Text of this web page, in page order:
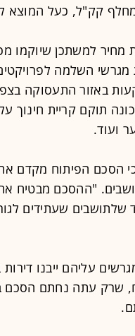
קק"ל, כעל המוצא
20% מדירות מחיר למשתכן
מגרשי השלמה
באזור התעסוקה
תוקם קריית חינוך
ועוד.
הסכם הפיתוח מקדם
"ההסכם מבטיח
שלתושבים שעתידים
עליהם ייבנו
שרק עתה נחתם הסכם